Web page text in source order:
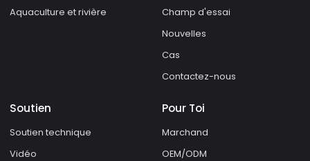
Aquaculture et rivière
Champ d'essai
Nouvelles
Cas
Contactez-nous
Soutien
Soutien technique
Vidéo
Pour Toi
Marchand
OEM/ODM